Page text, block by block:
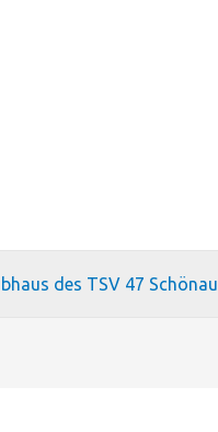
des TSV 47 Schönau